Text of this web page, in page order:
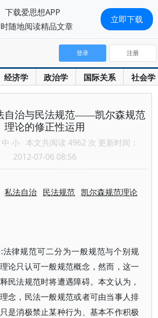
经济学 政治学 国际关系 社会学
登录 注册
自治与民法规范——凯尔森规范
理论的修正性运用
中 小 本文共阅读 4962 次 更新时间：
2012-07-06 08:56
私法自治 民法规范 凯尔森规范理论
法律规范可二分为一般规范与个别规
论只认可一般规范概念，然而，这一
民法规范时将遭遇障碍。本文认为，
念，民法一般规范或者可由当事人排
是消极禁止某种行为、基本不作积极
下载爱思想APP
随地阅读精品文章
立即下载